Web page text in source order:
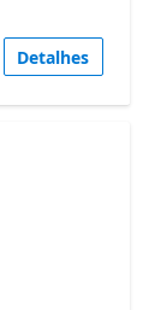
Detalhes